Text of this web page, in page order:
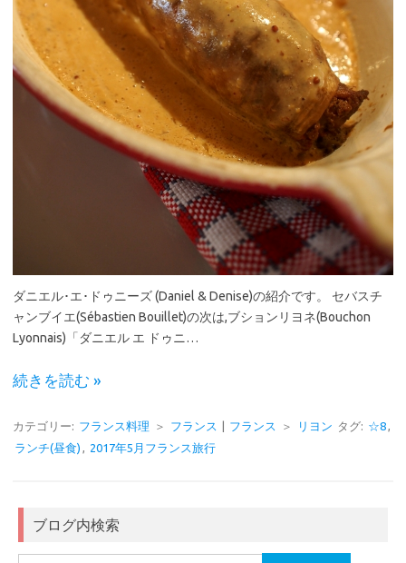
ダニエル･エ･ドゥニーズ (Daniel & Denise)の紹介です。 セバスチ
ャンブイエ(Sébastien Bouillet)の次は,ブションリヨネ(Bouchon
Lyonnais)「ダニエル エ ドゥニ…
続きを読む »
カテゴリー: フランス料理 ＞ フランス | フランス ＞ リヨン タグ: ☆8
ランチ(昼食)
2017年5月フランス旅行
ブログ内検索